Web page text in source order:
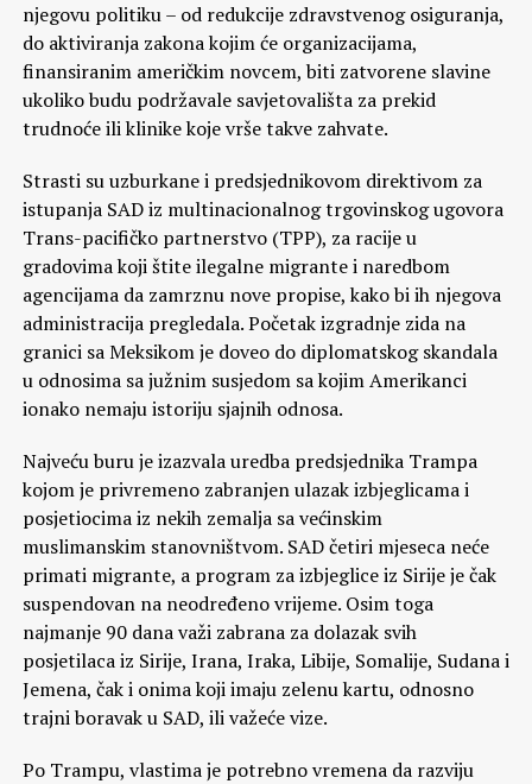
njegovu politiku – od redukcije zdravstvenog osiguranja,
do aktiviranja zakona kojim će organizacijama,
finansiranim američkim novcem, biti zatvorene slavine
ukoliko budu podržavale savjetovališta za prekid
trudnoće ili klinike koje vrše takve zahvate.
Strasti su uzburkane i predsjednikovom direktivom za
istupanja SAD iz multinacionalnog trgovinskog ugovora
Trans-pacifičko partnerstvo (TPP), za racije u
gradovima koji štite ilegalne migrante i naredbom
agencijama da zamrznu nove propise, kako bi ih njegova
administracija pregledala. Početak izgradnje zida na
granici sa Meksikom je doveo do diplomatskog skandala
u odnosima sa južnim susjedom sa kojim Amerikanci
ionako nemaju istoriju sjajnih odnosa.
Najveću buru je izazvala uredba predsjednika Trampa
kojom je privremeno zabranjen ulazak izbjeglicama i
posjetiocima iz nekih zemalja sa većinskim
muslimanskim stanovništvom. SAD četiri mjeseca neće
primati migrante, a program za izbjeglice iz Sirije je čak
suspendovan na neodređeno vrijeme. Osim toga
najmanje 90 dana važi zabrana za dolazak svih
posjetilaca iz Sirije, Irana, Iraka, Libije, Somalije, Sudana i
Jemena, čak i onima koji imaju zelenu kartu, odnosno
trajni boravak u SAD, ili važeće vize.
Po Trampu, vlastima je potrebno vremena da razviju